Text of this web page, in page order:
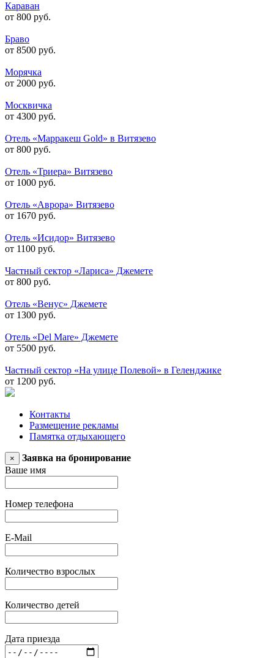
Караван
от 800 руб.
Браво
от 8500 руб.
Морячка
от 2000 руб.
Москвичка
от 4300 руб.
Отель «Марракеш Gold» в Витязево
от 800 руб.
Отель «Триера» Витязево
от 1000 руб.
Отель «Аврора» Витязево
от 1670 руб.
Отель «Исидор» Витязево
от 1100 руб.
Частный сектор «Лариса» Джемете
от 800 руб.
Отель «Венус» Джемете
от 1300 руб.
Отель «Del Mare» Джемете
от 5500 руб.
Частный сектор «На улице Полевой» в Геленджике
от 1200 руб.
Контакты
Размещение рекламы
Памятка отдыхающего
×
Заявка на бронирование
Ваше имя
Номер телефона
E-Mail
Количество взрослых
Количество детей
Дата приезда